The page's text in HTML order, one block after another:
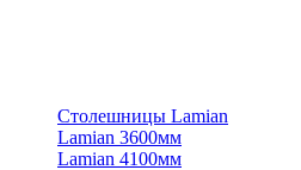
Столешницы Lamian
Lamian 3600мм
Lamian 4100мм